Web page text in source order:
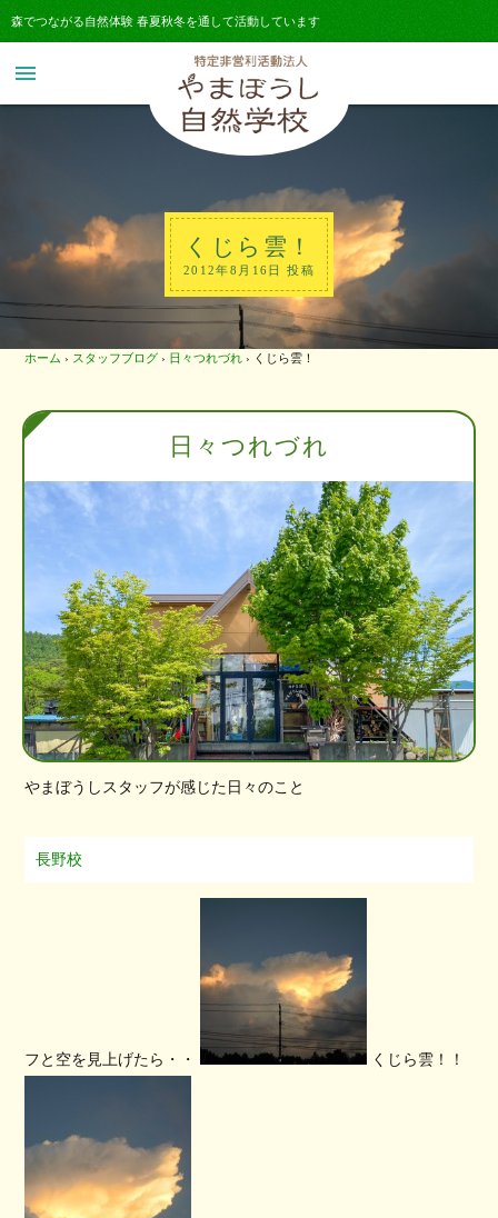
森でつながる自然体験 春夏秋冬を通して活動しています
menu
くじら雲！
2012年8月16日 投稿
ホーム › スタッフブログ › 日々つれづれ › くじら雲！
日々つれづれ
やまぼうしスタッフが感じた日々のこと
長野校
フと空を見上げたら・・ くじら雲！！